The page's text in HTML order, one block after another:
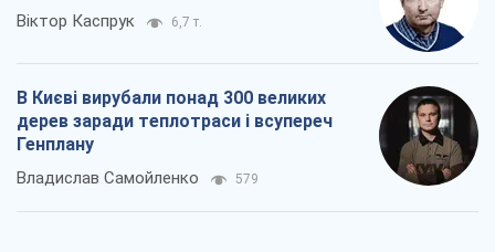
Віктор Каспрук 6,7 т.
В Києві вирубали понад 300 великих
дерев заради теплотраси і всупереч
Генплану
Владислав Самойленко 579